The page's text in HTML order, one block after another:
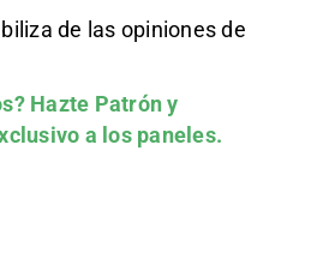
de las opiniones de
Hazte Patróny
a los paneles.